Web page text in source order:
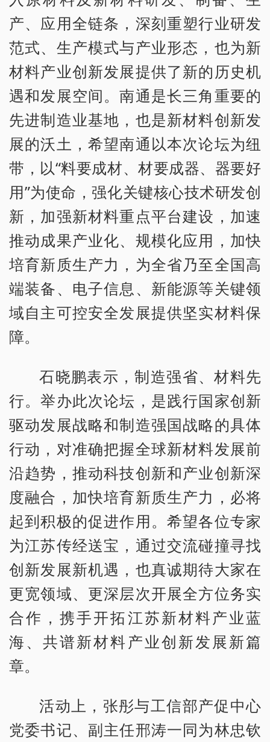
产、应用全链条，深刻重塑行业研发
范式、生产模式与产业形态，也为新
材料产业创新发展提供了新的历史机
遇和发展空间。南通是长三角重要的
先进制造业基地，也是新材料创新发
展的沃土，希望南通以本次论坛为纽
带，以“料要成材、材要成器、器要好
用”为使命，强化关键核心技术研发创
新，加强新材料重点平台建设，加速
推动成果产业化、规模化应用，加快
培育新质生产力，为全省乃至全国高
端装备、电子信息、新能源等关键领
域自主可控安全发展提供坚实材料保
障。
石晓鹏表示，制造强省、材料先
行。举办此次论坛，是践行国家创新
驱动发展战略和制造强国战略的具体
行动，对准确把握全球新材料发展前
沿趋势，推动科技创新和产业创新深
度融合，加快培育新质生产力，必将
起到积极的促进作用。希望各位专家
为江苏传经送宝，通过交流碰撞寻找
创新发展新机遇，也真诚期待大家在
更宽领域、更深层次开展全方位务实
合作，携手开拓江苏新材料产业蓝
海、共谱新材料产业创新发展新篇
章。
活动上，张彤与工信部产促中心
党委书记、副主任邢涛一同为林忠钦